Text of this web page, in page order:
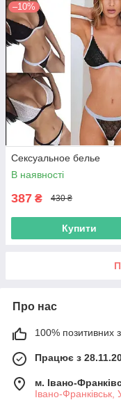
–10%
Сексуальное белье
В наявності
387 ₴ 430 ₴
Купити
Про нас
100% позитивних з
Працює з
м. Івано-
Івано-Франківськ,